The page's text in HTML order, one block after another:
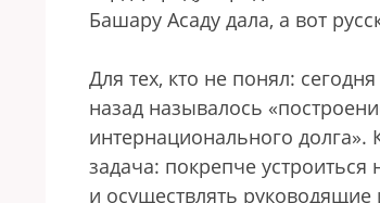
Башару Асаду дала, а вот
Для тех, кто не понял:
назад называлось
интернационального долга».
задача: покрепче
и осуществлять